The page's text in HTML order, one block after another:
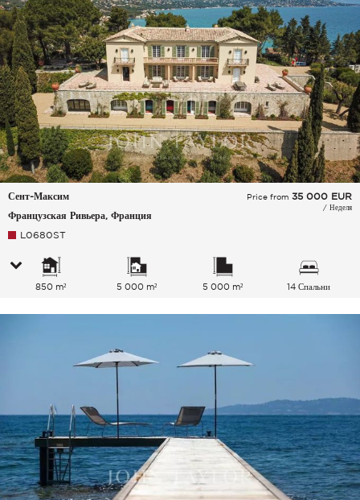
Сент-Максим
Французская Ривьера, Франция
Price from 35 000 EUR
/ Неделя
L0680ST
850 m² 5 000 m² 5 000 m² 14 Спальни